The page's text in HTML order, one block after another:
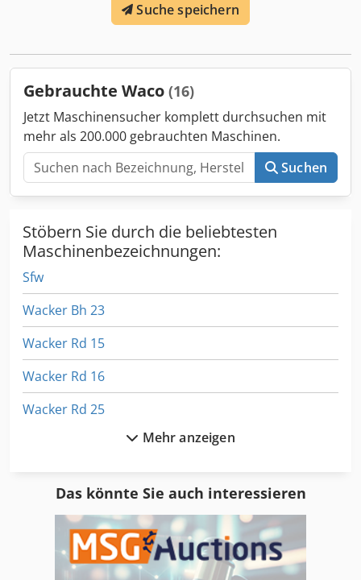
Suche speichern
Gebrauchte Waco (16)
Jetzt Maschinensucher komplett durchsuchen mit
mehr als 200.000 gebrauchten Maschinen.
Suchen
Stöbern Sie durch die beliebtesten
Maschinenbezeichnungen:
Sfw
Wacker Bh 23
Wacker Rd 15
Wacker Rd 16
Wacker Rd 25
Waco Maxi
Wadkin Ux
Mehr anzeigen
Das könnte Sie auch interessieren